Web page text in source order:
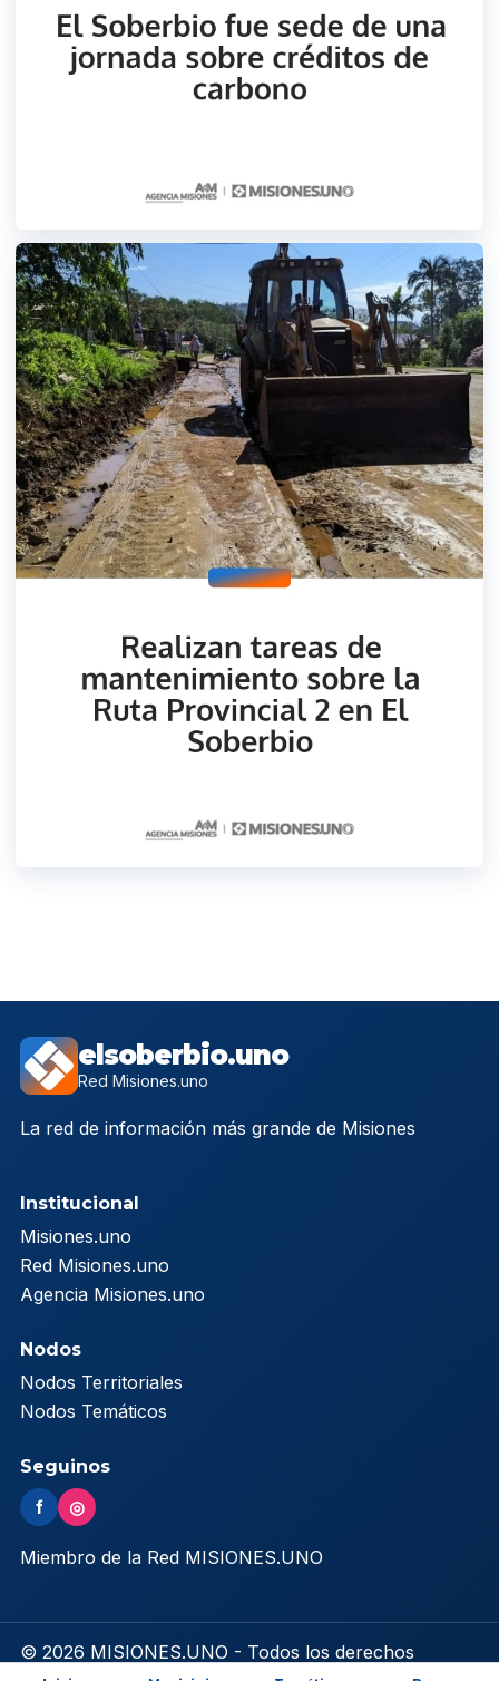
elsoberbio.uno
Red Misiones.uno
La red de información más grande de Misiones
Institucional
Misiones.uno
Red Misiones.uno
Agencia Misiones.uno
Nodos
Nodos Territoriales
Nodos Temáticos
Seguinos
f ◎
Miembro de la Red MISIONES.UNO
© 2026 MISIONES.UNO - Todos los derechos
reservados